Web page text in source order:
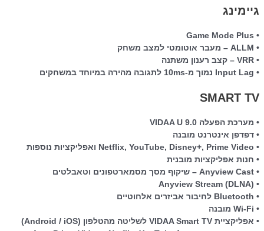
גיימינג
• Game Mode Plus
• ALLM – מעבר אוטומטי למצב משחק
• VRR – קצב רענון משתנה
• Input Lag נמוך מ-10ms לתגובה מהירה במיוחד במשחקים
SMART TV
• מערכת הפעלה VIDAA U 9.0
• דפדפן אינטרנט מובנה
• Netflix, YouTube, Disney+, Prime Video ואפליקציות נוספות
• חנות אפליקציות מובנית
• Anyview Cast – שיקוף מסך מסמארטפונים וטאבלטים
• Anyview Stream (DLNA)
• Bluetooth לחיבור אביזרים אלחוטיים
• Wi-Fi מובנה
• אפליקציית VIDAA Smart TV לשליטה מהטלפון (Android / iOS)